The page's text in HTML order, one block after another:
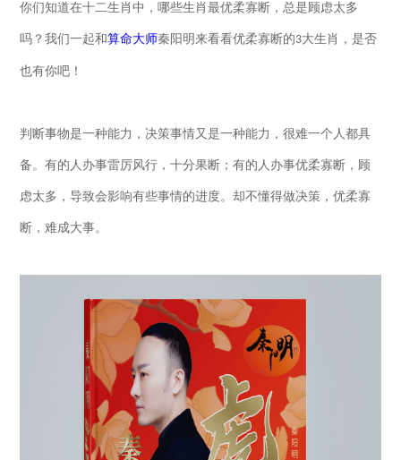
你们知道在十二生肖中，哪些生肖最优柔寡断，总是顾虑太多
吗？我们一起和算命大师秦阳明来看看优柔寡断的3大生肖，是否
也有你吧！
判断事物是一种能力，决策事情又是一种能力，很难一个人都具
备。有的人办事雷厉风行，十分果断；有的人办事优柔寡断，顾
虑太多，导致会影响有些事情的进度。却不懂得做决策，优柔寡
断，难成大事。